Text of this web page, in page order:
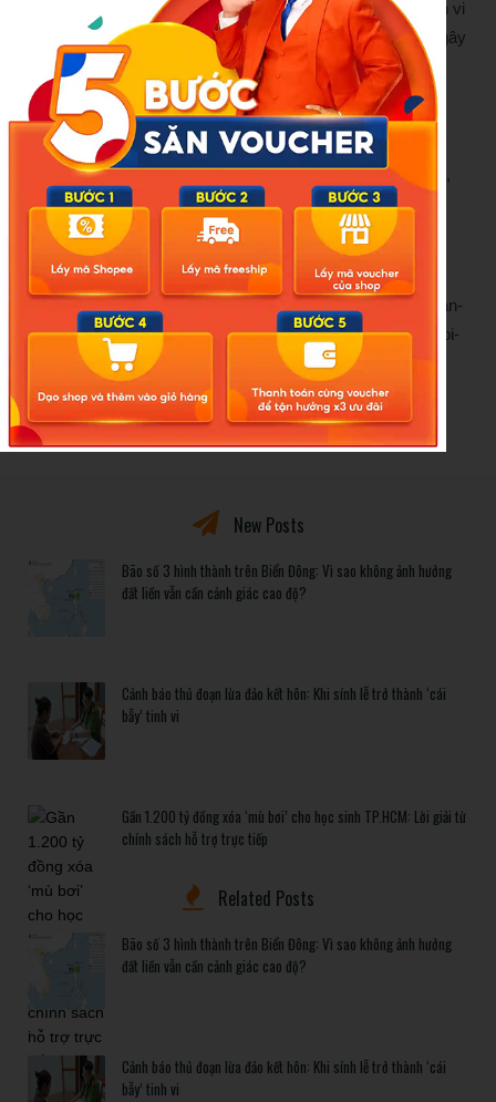
Cơ sở này hoạt động nhiều năm nay và có nhiều biểu hiện vi
phạm, nhất là thường xuyên hoạt động quá giờ quy định, gây
phức tạp tình hình ANTT. Cơ sở này đã từng bị xử phạt vi
phạm hành chính, nhưng mỗi khi bị xử phạt thì lập tức đổi
tên để đối phó.
Hiện Phòng Cảnh sát hình sự đang tiếp tục củng cố hồ sơ,
tài liệu để xử lý nghiêm theo quy định của pháp luật.
Minh Châu
Nguồn Phụ Nữ VN: https://phunuvietnam.vn/phat-hien-quan-
karaoke-bao-nuoi-38-nhan-vien-nu-co-2-be-gai-duoi-16-tuoi-
20250824175036018.htm
New Posts
Bão số 3 hình thành trên Biển Đông: Vì sao không ảnh hưởng
đất liền vẫn cần cảnh giác cao độ?
Cảnh báo thủ đoạn lừa đảo kết hôn: Khi sính lễ trở thành ‘cái
bẫy’ tinh vi
Gần 1.200 tỷ đồng xóa ‘mù bơi’ cho học sinh TP.HCM: Lời giải từ
chính sách hỗ trợ trực tiếp
Related Posts
Bão số 3 hình thành trên Biển Đông: Vì sao không ảnh hưởng
đất liền vẫn cần cảnh giác cao độ?
Cảnh báo thủ đoạn lừa đảo kết hôn: Khi sính lễ trở thành ‘cái
bẫy’ tinh vi